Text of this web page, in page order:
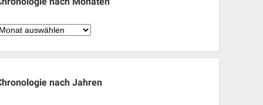
Chronologie
nach Jahren